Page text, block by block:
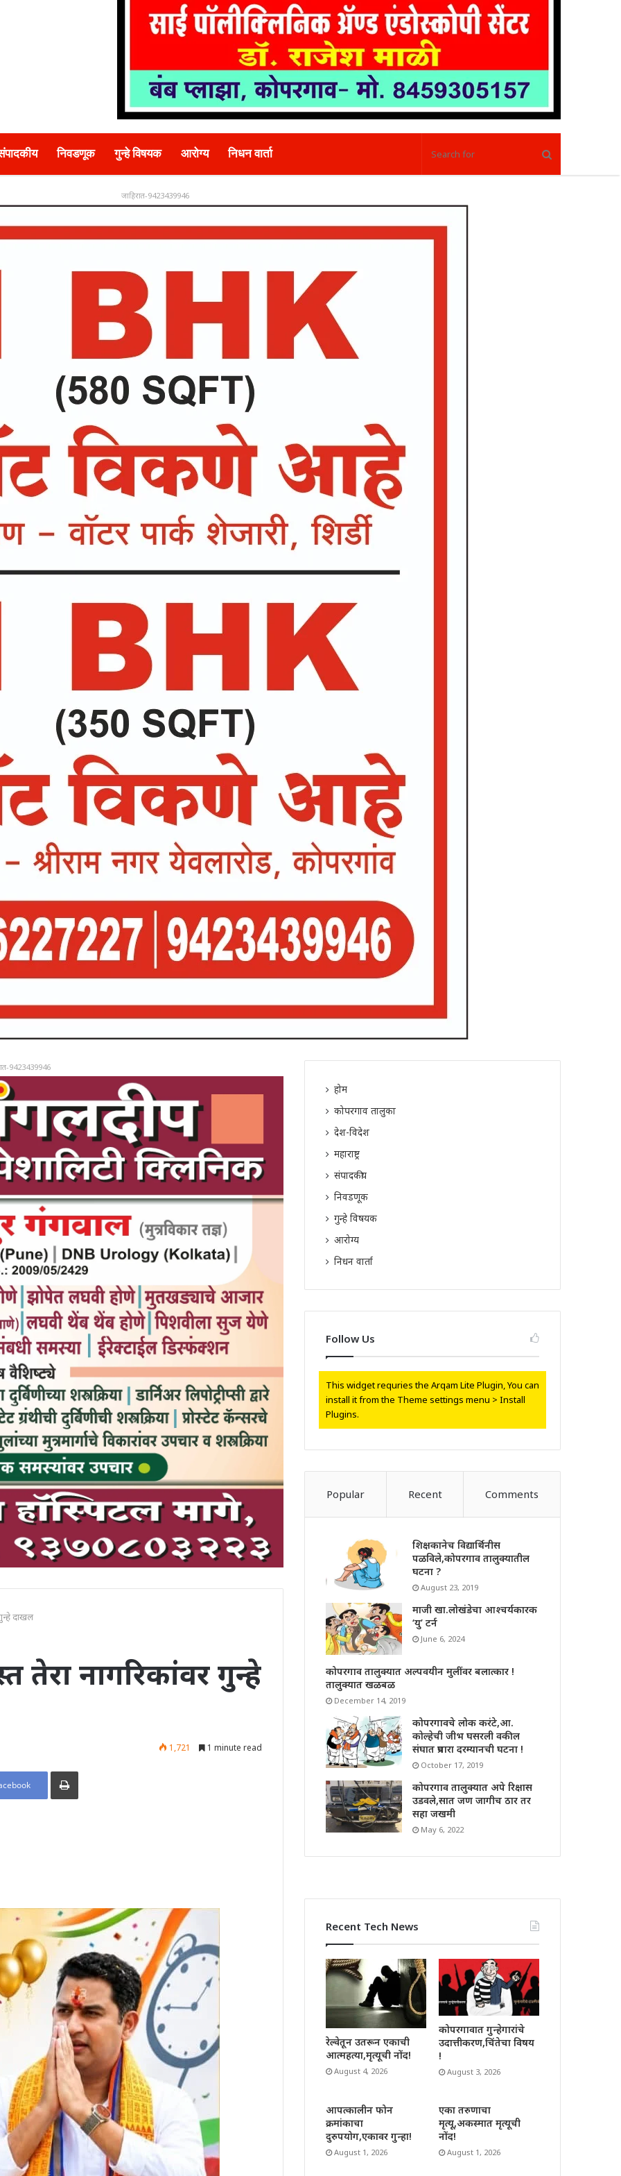
निवडणूक गुन्हे विषयक आरोग्य निधन वार्ता
जाहिरात-9423439946
9423439946
दाखल
तेरा नागरिकांवर गुन्हे
1,721 1 minute read
Print
होम
कोपरगाव तालुका
देश-विदेश
महाराष्ट्र
संपादकीय
निवडणूक
गुन्हे विषयक
आरोग्य
निधन वार्ता
Follow Us
This widget requries the Arqam Lite Plugin, You can
install it from the Theme settings menu > Install
Plugins.
Popular Recent Comments
शिक्षकानेच विद्यार्थिनीस
पळविले,कोपरगाव तालुक्यातील
घटना ?
August 23, 2019
माजी खा.लोखंडेचा आश्चर्यकारक
‘यु’ टर्न
June 6, 2024
कोपरगाव तालुक्यात अल्पवयीन मुलींवर बलात्कार !
तालुक्यात खळबळ
December 14, 2019
कोपरगावचे लोक करंटे,आ.
कोल्हेची जीभ घसरली वकील
संघात प्रचारा दरम्यानची घटना !
October 17, 2019
कोपरगाव तालुक्यात अपे रिक्षास
उडवले,सात जण जागीच ठार तर
सहा जखमी
May 6, 2022
Recent Tech News
रेल्वेतून उतरून एकाची
आत्महत्या,मृत्यूची नोंद!
August 4, 2026
कोपरगावात गुन्हेगारांचे
उदात्तीकरण,चिंतेचा विषय
!
August 3, 2026
आपत्कालीन फोन
क्रमांकाचा
दुरुपयोग,एकावर गुन्हा!
August 1, 2026
एका तरुणाचा
मृत्यू,अकस्मात मृत्यूची
नोंद!
August 1, 2026